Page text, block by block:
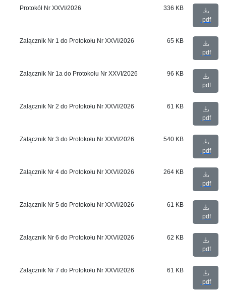
Protokół Nr XXVI/2026
336 KB
pdf
Załącznik Nr 1 do Protokołu Nr XXVI/2026
65 KB
pdf
Załącznik Nr 1a do Protokołu Nr XXVI/2026
96 KB
pdf
Załącznik Nr 2 do Protokołu Nr XXVI/2026
61 KB
pdf
Załącznik Nr 3 do Protokołu Nr XXVI/2026
540 KB
pdf
Załącznik Nr 4 do Protokołu Nr XXVI/2026
264 KB
pdf
Załącznik Nr 5 do Protokołu Nr XXVI/2026
61 KB
pdf
Załącznik Nr 6 do Protokołu Nr XXVI/2026
62 KB
pdf
Załącznik Nr 7 do Protokołu Nr XXVI/2026
61 KB
pdf